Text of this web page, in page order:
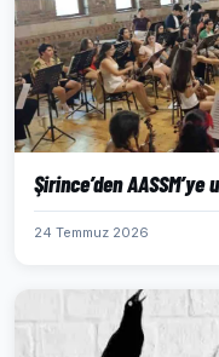
Şirince’den
24 Temmuz 2026